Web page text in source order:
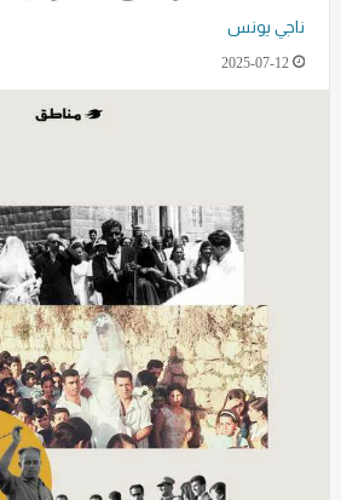
ناجي يونس
2025-07-12